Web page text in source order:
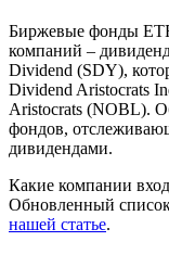
Биржевые фонды
компаний –
Dividend (SDY),
Dividend Aristocrats
Aristocrats (NOBL).
фондов,
дивидендами.
Какие компании
Обновленный
нашей статье.